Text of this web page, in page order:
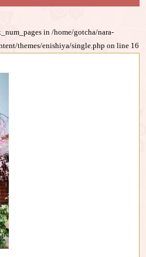
in/home/gotcha/nara-
themes/enishiya/single.php on line 16